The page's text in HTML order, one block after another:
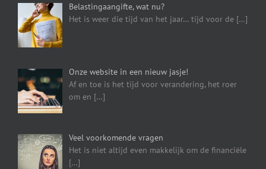
Belastingaangifte, wat nu?
Het is weer die tijd van het jaar… tijd voor de […]
Onze website in een nieuw jasje!
Af en toe is het tijd voor verandering, het roer
om en […]
Veel voorkomende vragen
Het is niet altijd even makkelijk om de financiële
[…]